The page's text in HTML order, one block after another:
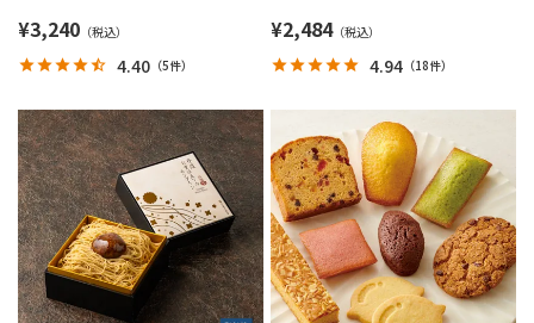
¥3,240
4.40 （5件）
¥2,484
4.94 （18件）